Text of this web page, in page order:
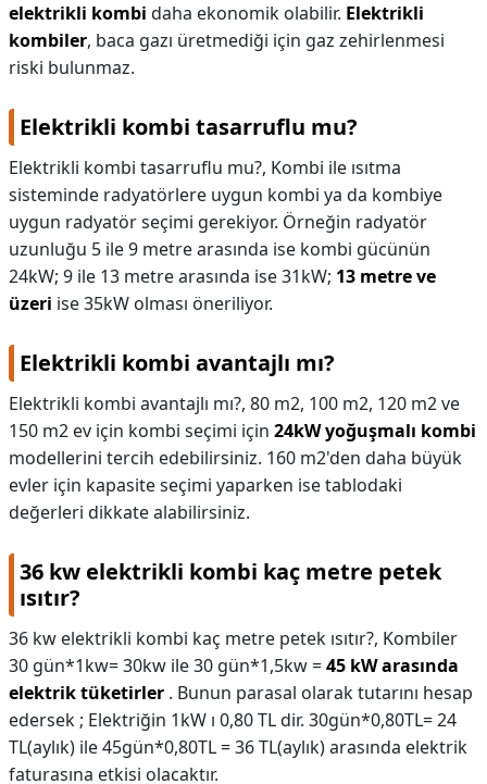
elektrikli kombi daha ekonomik olabilir. Elektrikli
kombiler, baca gazı üretmediği için gaz zehirlenmesi
riski bulunmaz.
Elektrikli kombi tasarruflu mu?
Elektrikli kombi tasarruflu mu?, Kombi ile ısıtma
sisteminde radyatörlere uygun kombi ya da kombiye
uygun radyatör seçimi gerekiyor. Örneğin radyatör
uzunluğu 5 ile 9 metre arasında ise kombi gücünün
24kW; 9 ile 13 metre arasında ise 31kW; 13 metre ve
üzeri ise 35kW olması öneriliyor.
Elektrikli kombi avantajlı mı?
Elektrikli kombi avantajlı mı?, 80 m2, 100 m2, 120 m2 ve
150 m2 ev için kombi seçimi için 24kW yoğuşmalı kombi
modellerini tercih edebilirsiniz. 160 m2'den daha büyük
evler için kapasite seçimi yaparken ise tablodaki
değerleri dikkate alabilirsiniz.
36 kw elektrikli kombi kaç metre petek
ısıtır?
36 kw elektrikli kombi kaç metre petek ısıtır?, Kombiler
30 gün*1kw= 30kw ile 30 gün*1,5kw =45 kW arasında
elektrik tüketirler . Bunun parasal olarak tutarını hesap
edersek ; Elektriğin 1kW ı 0,80 TL dir. 30gün*0,80TL= 24
TL(aylık) ile 45gün*0,80TL = 36 TL(aylık) arasında elektrik
faturasına etkisi olacaktır.